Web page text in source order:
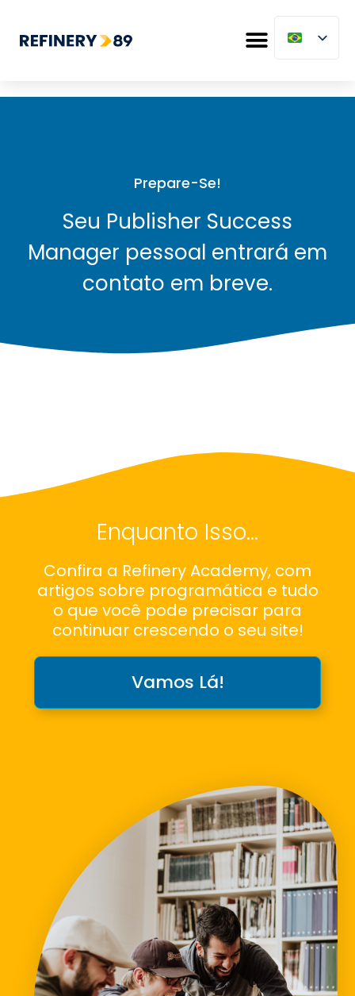
Prepare-Se!
Seu Publisher Success
Manager pessoal entrará em
contato em breve.
Enquanto Isso…
Confira a Refinery Academy, com
artigos sobre programática e tudo
o que você pode precisar para
continuar crescendo o seu site!
Vamos Lá!